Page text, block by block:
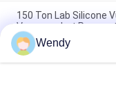
150 Ton Lab Silicone
Vorm van het
50 de Olieverbinding
Vulcanizing Machine
Wendy